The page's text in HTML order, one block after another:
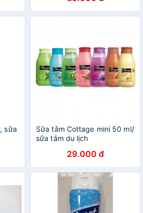
sữa
Sữa tắm Cottage mini 50 ml/
sữa tắm du lịch
29.000 đ